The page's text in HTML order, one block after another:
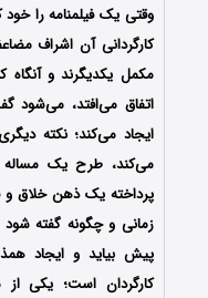
وقتی یک فیلمنامه را
کارگردانی آن اشراف
مکمل یکدیگرند و
اتفاق می‌افتد، می‌شود
ایجاد می‌کند؛ نکته
می‌کند، طرح یک مساله
پرداخته یک ذهن خلاق و
زمانی و چگونه گفته شود
پیش بیاید و ایجاد
کارگردان است؛ یکی